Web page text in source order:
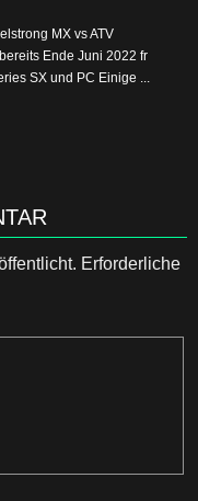
MX vs ATV
Ende Juni 2022 fr
SX und PC Einige ...
Erforderliche